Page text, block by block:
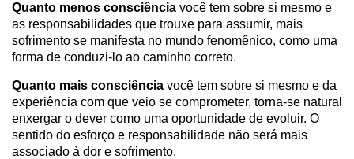
Quanto menos consciência você tem sobre si mesmo e
as responsabilidades que trouxe para assumir, mais
sofrimento se manifesta no mundo fenomênico, como uma
forma de conduzi-lo ao caminho correto.
Quanto mais consciência você tem sobre si mesmo e da
experiência com que veio se comprometer, torna-se natural
enxergar o dever como uma oportunidade de evoluir. O
sentido do esforço e responsabilidade não será mais
associado à dor e sofrimento.